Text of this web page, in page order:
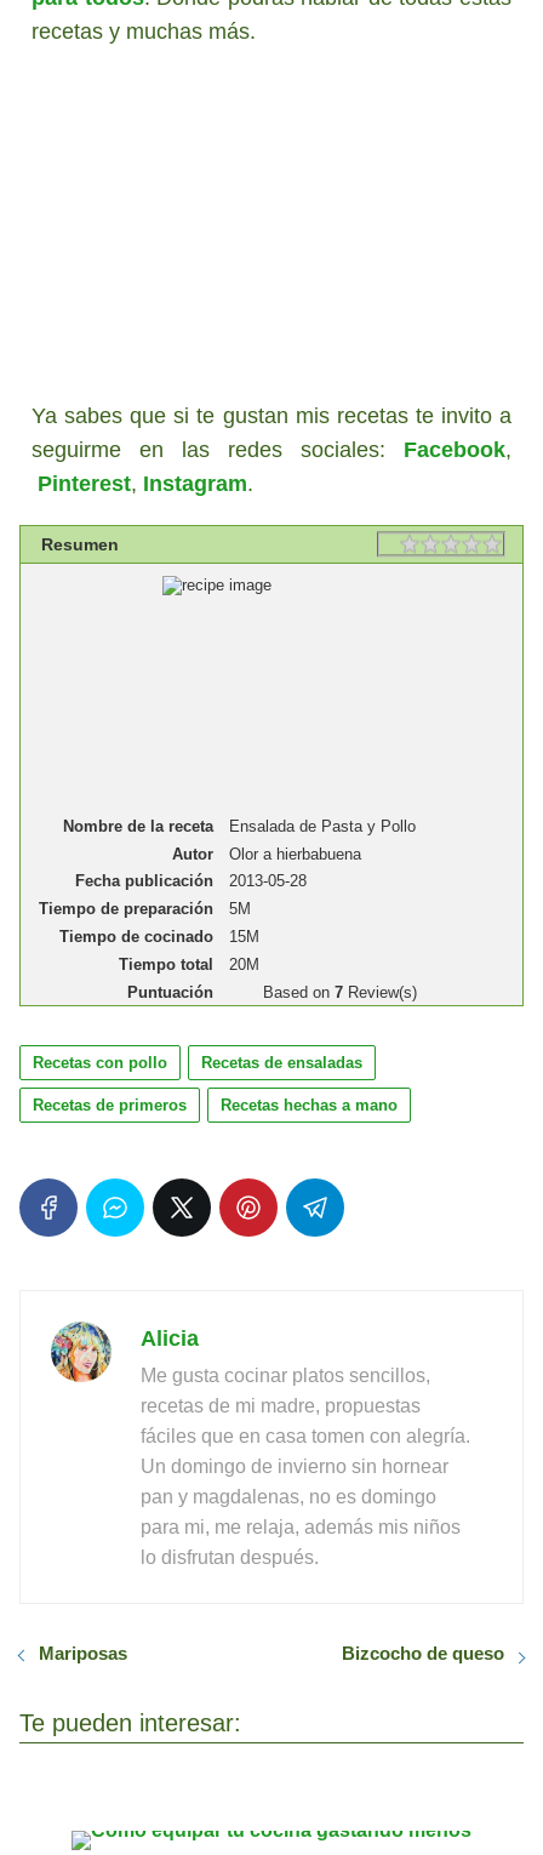
recetas y muchas más.
Ya sabes que si te gustan mis recetas te invito a
seguirme en las redes sociales: Facebook,
Pinterest, Instagram.
Resumen Rating
Nombre de la receta
Ensalada de Pasta y Pollo
Autor
Olor a hierbabuena
Fecha publicación
2013-05-28
Tiempo de preparación
5M
Tiempo de cocinado
15M
Tiempo total
20M
Puntuación
Based on7 Review(s)
Recetas con pollo Recetas de ensaladas
Recetas de primeros Recetas hechas a mano
Alicia
Me gusta cocinar platos sencillos,
recetas de mi madre, propuestas
fáciles que en casa tomen con alegría.
Un domingo de invierno sin hornear
pan y magdalenas, no es domingo
para mi, me relaja, además mis niños
lo disfrutan después.
Mariposas Bizcocho de queso
Te pueden interesar: